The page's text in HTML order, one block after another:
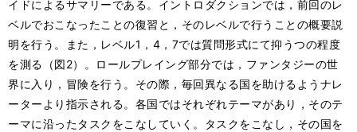
イドによるサマリーである。イントロダクションでは，前回のレ
ベルでおこなったことの復習と，そのレベルで行うことの概要説
明を行う。また，レベル1，4，7では質問形式にて抑うつの程度
を測る（図2）。ロールプレイング部分では，ファンタジーの世
界に入り，冒険を行う。その際，毎回異なる国を助けるようナレ
ーターより指示される。各国ではそれぞれテーマがあり，そのテ
ーマに沿ったタスクをこなしていく。タスクをこなし，その国を